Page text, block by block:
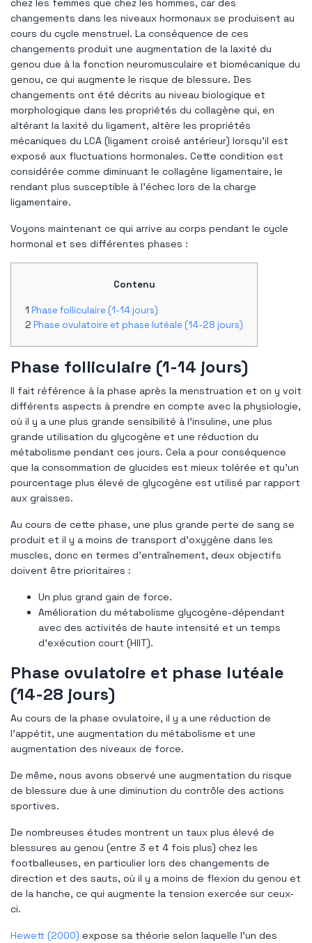
changements dans les niveaux hormonaux se produisent au
cours du cycle menstruel. La conséquence de ces
changements produit une augmentation de la laxité du
genou due à la fonction neuromusculaire et biomécanique du
genou, ce qui augmente le risque de blessure. Des
changements ont été décrits au niveau biologique et
morphologique dans les propriétés du collagène qui, en
altérant la laxité du ligament, altère les propriétés
mécaniques du LCA (ligament croisé antérieur) lorsqu'il est
exposé aux fluctuations hormonales. Cette condition est
considérée comme diminuant le collagène ligamentaire, le
rendant plus susceptible à l'échec lors de la charge
ligamentaire.
Voyons maintenant ce qui arrive au corps pendant le cycle
hormonal et ses différentes phases :
Contenu
Phase folliculaire (1-14 jours)
Phase ovulatoire et phase lutéale (14-28 jours)
Phase folliculaire (1-14 jours)
Il fait référence à la phase après la menstruation et on y voit
différents aspects à prendre en compte avec la physiologie,
où il y a une plus grande sensibilité à l'insuline, une plus
grande utilisation du glycogène et une réduction du
métabolisme pendant ces jours. Cela a pour conséquence
que la consommation de glucides est mieux tolérée et qu'un
pourcentage plus élevé de glycogène est utilisé par rapport
aux graisses.
Au cours de cette phase, une plus grande perte de sang se
produit et il y a moins de transport d'oxygène dans les
muscles, donc en termes d'entraînement, deux objectifs
doivent être prioritaires :
Un plus grand gain de force.
Amélioration du métabolisme glycogène-dépendant
avec des activités de haute intensité et un temps
d'exécution court (HIIT).
Phase ovulatoire et phase lutéale
(14-28 jours)
Au cours de la phase ovulatoire, il y a une réduction de
l’appétit, une augmentation du métabolisme et une
augmentation des niveaux de force.
De même, nous avons observé une augmentation du risque
de blessure due à une diminution du contrôle des actions
sportives.
De nombreuses études montrent un taux plus élevé de
blessures au genou (entre 3 et 4 fois plus) chez les
footballeuses, en particulier lors des changements de
direction et des sauts, où il y a moins de flexion du genou et
de la hanche, ce qui augmente la tension exercée sur ceux-
ci.
Hewett (2000) expose sa théorie selon laquelle l'un des